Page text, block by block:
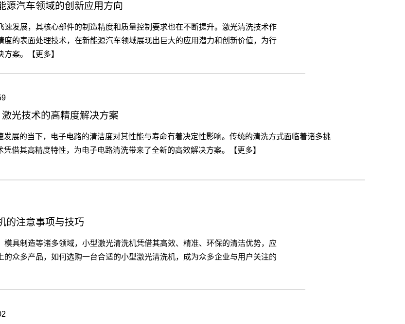
源汽车领域的创新应用方向
速发展，其核心部件的制造精度和质量控制要求也在不断提升。激光清洗技术作
度的表面处理技术，在新能源汽车领域展现出巨大的应用潜力和创新价值，为行
案。【更多】
光技术的高精度解决方案
发展的当下，电子电路的清洁度对其性能与寿命有着决定性影响。传统的清洗方式面临着诸多挑
凭借其高精度特性，为电子电路清洗带来了全新的高效解决方案。【更多】
的注意事项与技巧
模具制造等诸多领域，小型激光清洗机凭借其高效、精准、环保的清洁优势，应
的众多产品，如何选购一台合适的小型激光清洗机，成为众多企业与用户关注的